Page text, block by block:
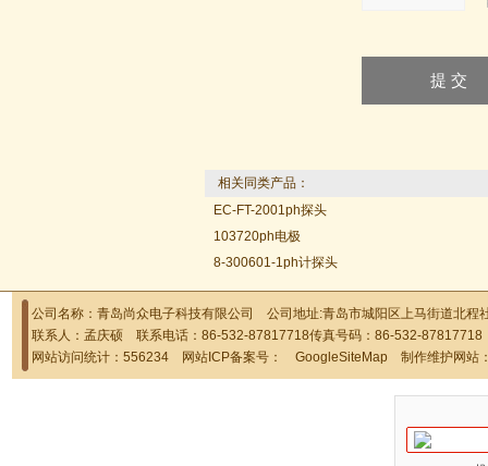
相关同类产品：
EC-FT-2001ph探头
103720ph电极
8-300601-1ph计探头
公司名称：青岛尚众电子科技有限公司 公司地址:青岛市城阳区上马街道北
联系人：孟庆硕 联系电话：86-532-87817718传真号码：86-532-
网站访问统计：556234 网站ICP备案号： GoogleSiteMap 制作维护网站